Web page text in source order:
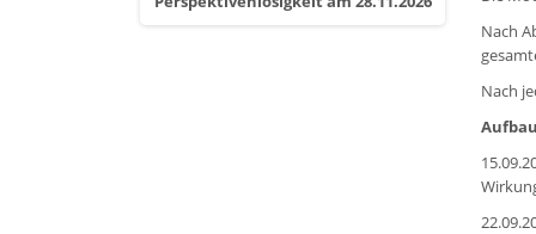
Nach
Nach